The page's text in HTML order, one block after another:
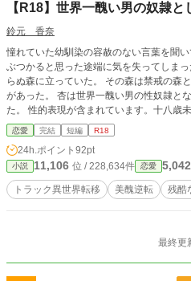
【R18】世界一醜い男の奴隷と
鈴元 香奈
憧れていた幼馴染の容赦のない言葉を聞
ぶつかると思った途端に気を失ってしま
らぬ森に立っていた。 その森は禁戒の森
があった。 杏は世界一醜い男の性奴隷と
た。 性的表現が含まれています。十八歳未満の方は閲覧をお控えください。 ム
ーンライトノベルスさんにも投稿していま
恋愛 完結 短編 R18
24h.ポイント 92pt
小説 11,106 位 / 228,634件 恋愛 5,042
トラック異世界転移 美醜逆転 残酷
最終更